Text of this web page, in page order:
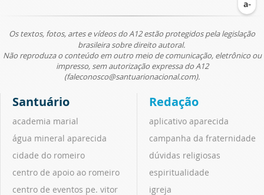
Os textos, fotos, artes e vídeos do A12 estão protegidos pela legislação
brasileira sobre direito autoral.
Não reproduza o conteúdo em outro meio de comunicação, eletrônico ou
impresso, sem autorização expressa do A12
(faleconosco@santuarionacional.com).
Santuário
academia marial
água mineral aparecida
cidade do romeiro
centro de apoio ao romeiro
centro de eventos pe. vitor
Redação
aplicativo aparecida
campanha da fraternidade
dúvidas religiosas
espiritualidade
igreja